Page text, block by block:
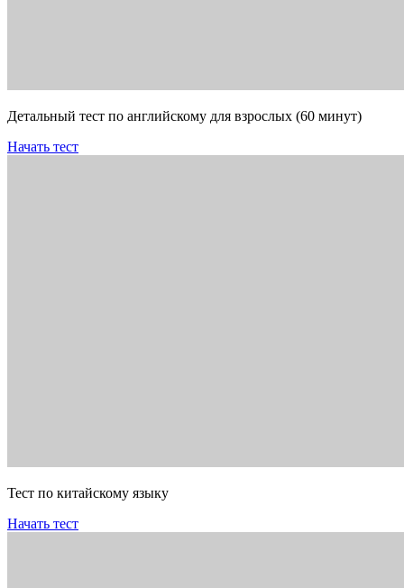
Детальный тест по английскому для взрослых (60 минут)
Начать тест
Тест по китайскому языку
Начать тест